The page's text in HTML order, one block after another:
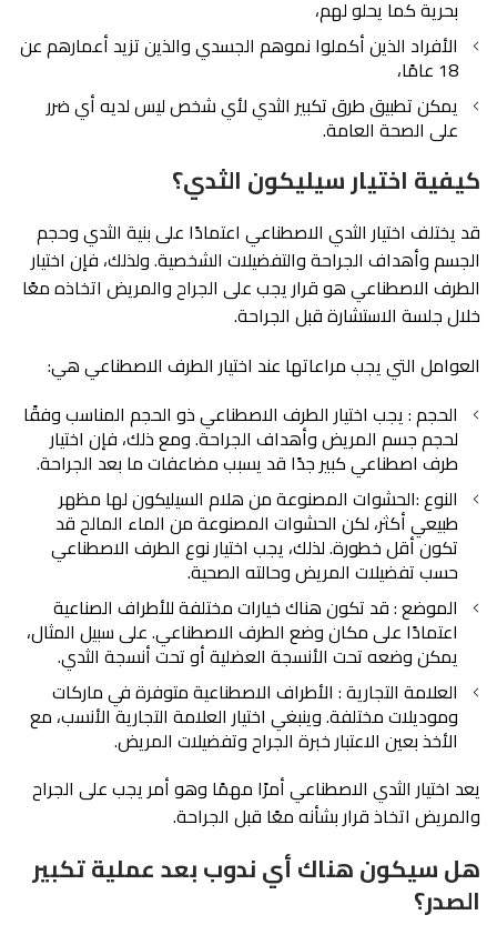
بحرية كما يحلو لهم،
الأفراد الذين أكملوا نموهم الجسدي والذين تزيد أعمارهم عن
18 عامًا،
يمكن تطبيق طرق تكبير الثدي لأي شخص ليس لديه أي ضرر
على الصحة العامة.
كيفية اختيار سيليكون الثدي؟
قد يختلف اختيار الثدي الاصطناعي اعتمادًا على بنية الثدي وحجم
الجسم وأهداف الجراحة والتفضيلات الشخصية. ولذلك، فإن اختيار
الطرف الاصطناعي هو قرار يجب على الجراح والمريض اتخاذه معًا
خلال جلسة الاستشارة قبل الجراحة.
العوامل التي يجب مراعاتها عند اختيار الطرف الاصطناعي هي:
الحجم : يجب اختيار الطرف الاصطناعي ذو الحجم المناسب وفقًا
لحجم جسم المريض وأهداف الجراحة. ومع ذلك، فإن اختيار
طرف اصطناعي كبير جدًا قد يسبب مضاعفات ما بعد الجراحة.
النوع :الحشوات المصنوعة من هلام السيليكون لها مظهر
طبيعي أكثر، لكن الحشوات المصنوعة من الماء المالح قد
تكون أقل خطورة. لذلك، يجب اختيار نوع الطرف الاصطناعي
حسب تفضيلات المريض وحالته الصحية.
الموضع : قد تكون هناك خيارات مختلفة للأطراف الصناعية
اعتمادًا على مكان وضع الطرف الاصطناعي. على سبيل المثال،
يمكن وضعه تحت الأنسجة العضلية أو تحت أنسجة الثدي.
العلامة التجارية : الأطراف الاصطناعية متوفرة في ماركات
وموديلات مختلفة. وينبغي اختيار العلامة التجارية الأنسب، مع
الأخذ بعين الاعتبار خبرة الجراح وتفضيلات المريض.
يعد اختيار الثدي الاصطناعي أمرًا مهمًا وهو أمر يجب على الجراح
والمريض اتخاذ قرار بشأنه معًا قبل الجراحة.
هل سيكون هناك أي ندوب بعد عملية تكبير
الصدر؟